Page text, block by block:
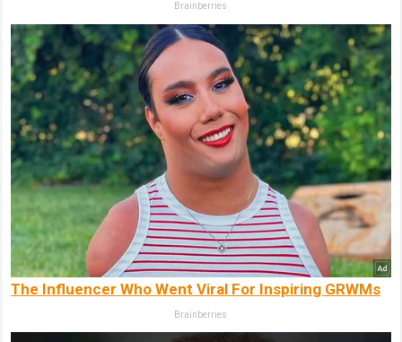
Brainberries
The Influencer Who Went Viral For Inspiring GRWMs
Brainberries